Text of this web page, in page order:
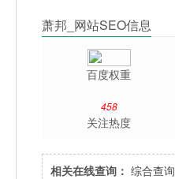
萧邦_网站SEO信息
百度权重
458
关注热度
相关在线查询： 综合查询